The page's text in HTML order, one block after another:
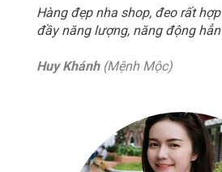
Hàng đẹp nha shop, đeo rất
đầy năng lượng, năng động
Huy Khánh(Mệnh Mộc)